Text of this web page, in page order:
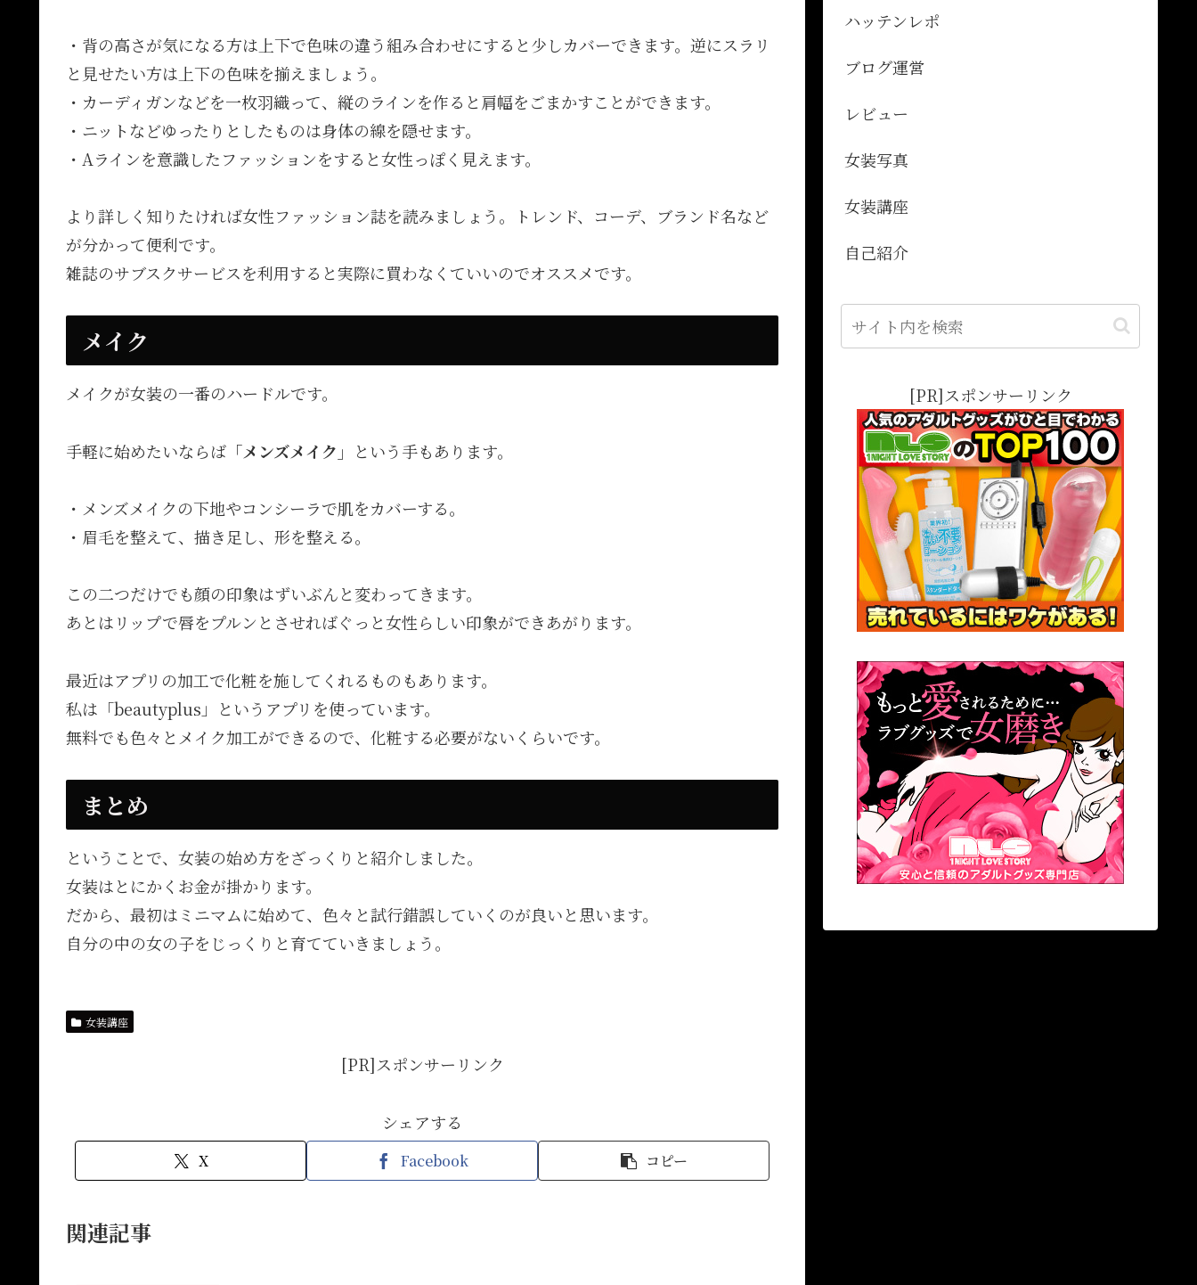
・背の高さが気になる方は上下で色味の違う組み合わせにすると少しカバーできます。逆にスラリ
と見せたい方は上下の色味を揃えましょう。
・カーディガンなどを一枚羽織って、縦のラインを作ると肩幅をごまかすことができます。
・ニットなどゆったりとしたものは身体の線を隠せます。
・Aラインを意識したファッションをすると女性っぽく見えます。
より詳しく知りたければ女性ファッション誌を読みましょう。トレンド、コーデ、ブランド名など
が分かって便利です。
雑誌のサブスクサービスを利用すると実際に買わなくていいのでオススメです。
メイク
メイクが女装の一番のハードルです。
手軽に始めたいならば 「メンズメイク」 という手もあります。
・メンズメイクの下地やコンシーラで肌をカバーする。
・眉毛を整えて、描き足し、形を整える。
この二つだけでも顔の印象はずいぶんと変わってきます。
あとはリップで唇をプルンとさせればぐっと女性らしい印象ができあがります。
最近はアプリの加工で化粧を施してくれるものもあります。
私は「beautyplus」というアプリを使っています。
無料でも色々とメイク加工ができるので、化粧する必要がないくらいです。
まとめ
ということで、女装の始め方をざっくりと紹介しました。
女装はとにかくお金が掛かります。
だから、最初はミニマムに始めて、色々と試行錯誤していくのが良いと思います。
自分の中の女の子をじっくりと育てていきましょう。
女装講座
[PR]スポンサーリンク
シェアする
X Facebook コピー
関連記事
ハッテンレポ
ブログ運営
レビュー
女装写真
女装講座
自己紹介
[PR]スポンサーリンク